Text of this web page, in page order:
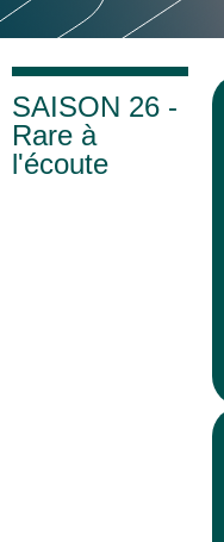
SAISON 26 -
Rare à
l'écoute